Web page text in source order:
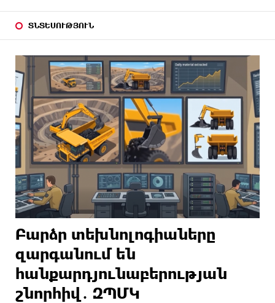
ՏՆՏԵՍՈՒԹՅՈՒՆ
Բարձր տեխնոլոգիաները
զարգանում են
հանքարդյունաբերության
շնորհիվ․ ԶՊՄԿ